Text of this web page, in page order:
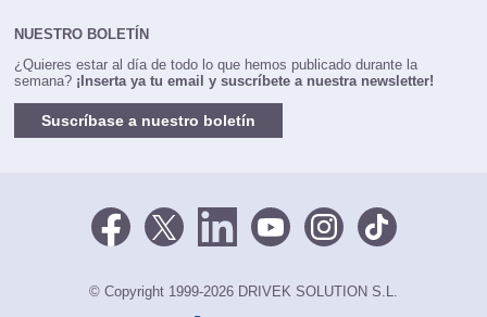
NUESTRO BOLETÍN
¿Quieres estar al día de todo lo que hemos publicado durante la
semana? ¡Inserta ya tu email y suscríbete a nuestra newsletter!
Suscríbase a nuestro boletín
© Copyright 1999-2026 DRIVEK SOLUTION S.L.